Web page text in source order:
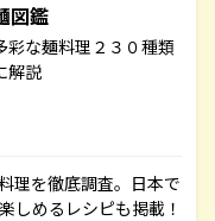
図鑑
彩な麺料理２３０種類
解説
理を徹底調査。日本で
しめるレシピも掲載！